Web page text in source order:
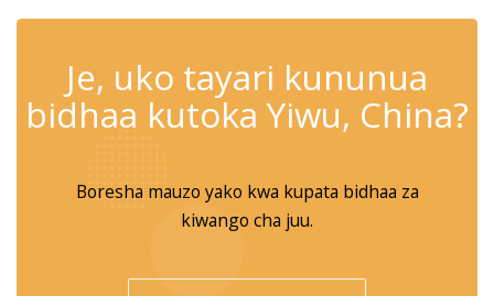
Je, uko tayari kununua
bidhaa kutoka Yiwu, China?
Boresha mauzo yako kwa kupata bidhaa za
kiwango cha juu.